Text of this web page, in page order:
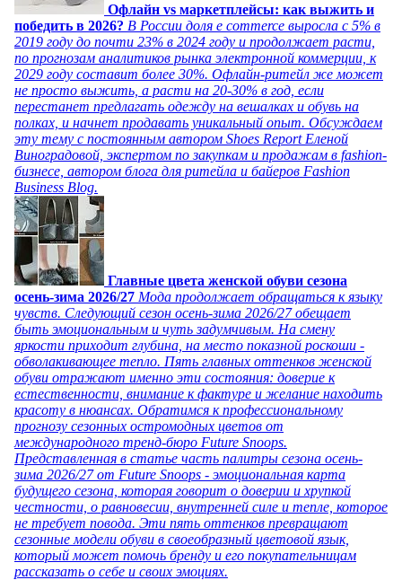
Офлайн vs маркетплейсы: как выжить и
победить в 2026? В России доля e commerce выросла с 5% в
2019 году до почти 23% в 2024 году и продолжает расти,
по прогнозам аналитиков рынка электронной коммерции, к
2029 году составит более 30%. Офлайн-ритейл же может
не просто выжить, а расти на 20-30% в год, если
перестанет предлагать одежду на вешалках и обувь на
полках, и начнет продавать уникальный опыт. Обсуждаем
эту тему с постоянным автором Shoes Report Еленой
Виноградовой, экспертом по закупкам и продажам в fashion-
бизнесе, автором блога для ритейла и байеров Fashion
Business Blog.
Главные цвета женской обуви сезона
осень-зима 2026/27 Мода продолжает обращаться к языку
чувств. Следующий сезон осень-зима 2026/27 обещает
быть эмоциональным и чуть задумчивым. На смену
яркости приходит глубина, на место показной роскоши -
обволакивающее тепло. Пять главных оттенков женской
обуви отражают именно эти состояния: доверие к
естественности, внимание к фактуре и желание находить
красоту в нюансах. Обратимся к профессиональному
прогнозу сезонных остромодных цветов от
международного тренд-бюро Future Snoops.
Представленная в статье часть палитры сезона осень-
зима 2026/27 от Future Snoops - эмоциональная карта
будущего сезона, которая говорит о доверии и хрупкой
честности, о равновесии, внутренней силе и тепле, которое
не требует повода. Эти пять оттенков превращают
сезонные модели обуви в своеобразный цветовой язык,
который может помочь бренду и его покупательницам
рассказать о себе и своих эмоциях.